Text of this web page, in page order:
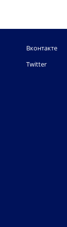
Вконтакте
Twitter